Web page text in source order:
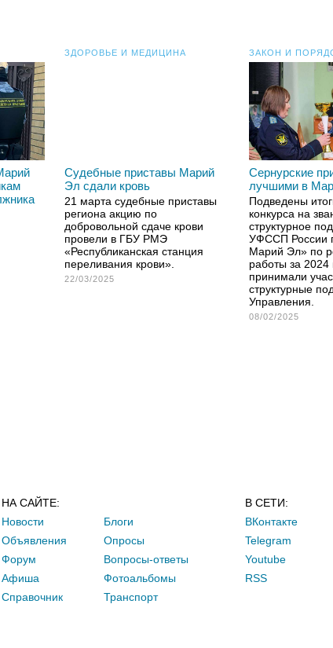
ЗДОРОВЬЕ И МЕДИЦИНА
Судебные приставы Марий
Эл сдали кровь
21 марта судебные приставы
региона акцию по
добровольной сдаче крови
провели в ГБУ РМЭ
«Республиканская станция
переливания крови».
22/03/2025
ЗАКОН И
Сернурские
лучшими в
Подведены
конкурса на
структурное
УФССП России
Марий Эл» по
работы за 2024
принимали
структурные
Управления.
08/02/2025
НА САЙТЕ:
Новости
Объявления
Форум
Афиша
Справочник
Блоги
Опросы
Вопросы-ответы
Фотоальбомы
Транспорт
В СЕТИ:
ВКонтакте
Telegram
Youtube
RSS